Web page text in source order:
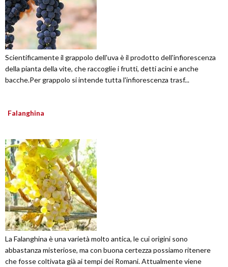
Scientificamente il grappolo dell'uva è il prodotto dell'infiorescenza
della pianta della vite, che raccoglie i frutti, detti acini e anche
bacche.Per grappolo si intende tutta l'infiorescenza trasf...
Falanghina
La Falanghina è una varietà molto antica, le cui origini sono
abbastanza misteriose, ma con buona certezza possiamo ritenere
che fosse coltivata già ai tempi dei Romani. Attualmente viene